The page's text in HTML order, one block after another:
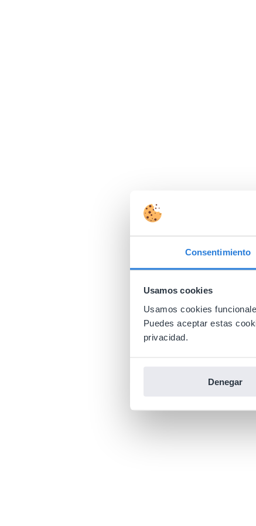
Consentimiento
Usamos cookies
Usamos cookies
Puedes aceptar estas
privacidad.
Denegar